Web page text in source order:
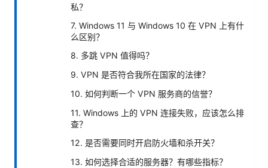
私？
7. Windows 11 与 Windows 10 在 VPN 上有什
么区别？
8. 多跳 VPN 值得吗？
9. VPN 是否符合我所在国家的法律？
10. 如何判断一个 VPN 服务商的信誉？
11. Windows 上的 VPN 连接失败，应该怎么排
查？
12. 是否需要同时开启防火墙和杀开关？
13. 如何选择合适的服务器？有哪些指标？